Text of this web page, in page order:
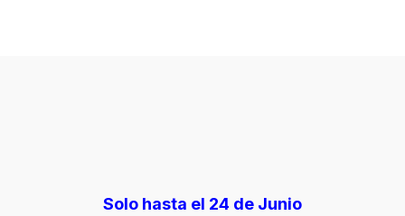
Solo hasta el 24 de Junio